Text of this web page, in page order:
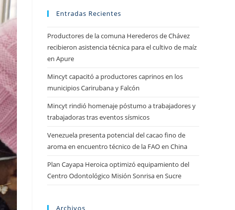
Entradas Recientes
Productores de la comuna Herederos de Chávez
recibieron asistencia técnica para el cultivo de maíz
en Apure
Mincyt capacitó a productores caprinos en los
municipios Carirubana y Falcón
Mincyt rindió homenaje póstumo a trabajadores y
trabajadoras tras eventos sísmicos
Venezuela presenta potencial del cacao fino de
aroma en encuentro técnico de la FAO en China
Plan Cayapa Heroica optimizó equipamiento del
Centro Odontológico Misión Sonrisa en Sucre
Archivos